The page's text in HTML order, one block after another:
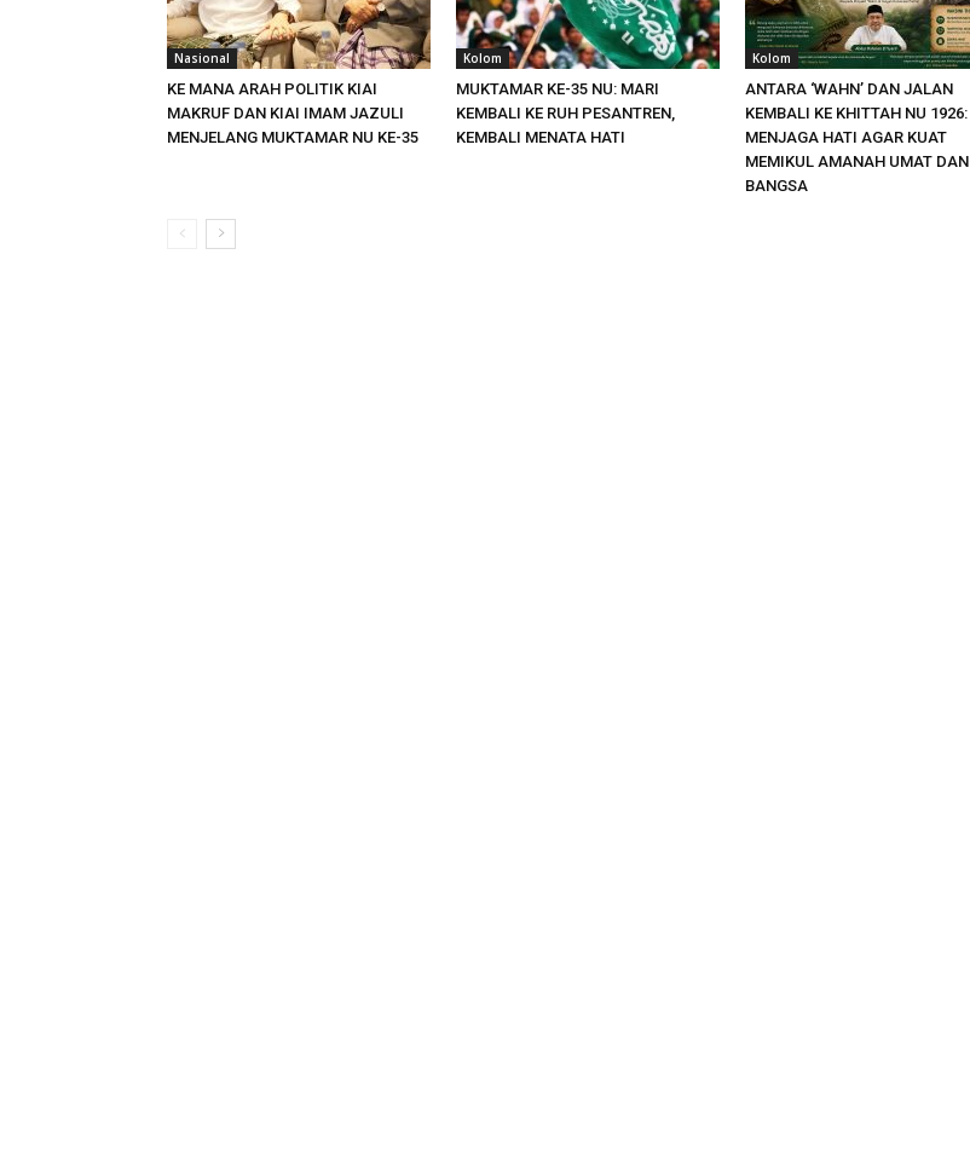
Nasional
KE MANA ARAH POLITIK KIAI
MAKRUF DAN KIAI IMAM JAZULI
MENJELANG MUKTAMAR NU KE-35
Kolom
MUKTAMAR KE-35 NU: MARI
KEMBALI KE RUH PESANTREN,
KEMBALI MENATA HATI
Kolom
ANTARA ‘WAHN’ DAN JALAN
KEMBALI KE KHITTAH NU 1926:
MENJAGA HATI AGAR KUAT
MEMIKUL AMANAH UMAT DAN
BANGSA